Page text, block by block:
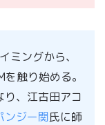
ミングから、
触り始める。
、江古田アコ
ンジー関氏に師